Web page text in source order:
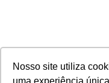
Nosso site utiliza
uma experiência